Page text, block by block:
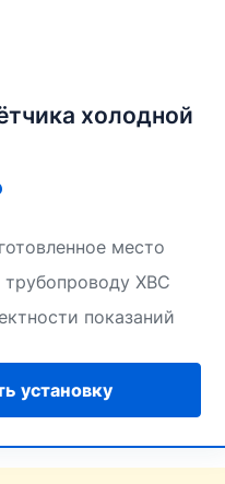
холодной
место
ХВС
показаний
установку